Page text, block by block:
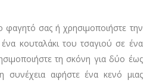
σας ή χρησιμοποιήστε την
κουταλάκι του τσαγιού σε ένα
τη σκόνη για δύο έως
συνέχεια αφήστε ένα κενό μιας